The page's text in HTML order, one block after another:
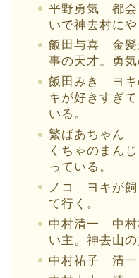
平野勇気 都会
いで神去村にや
飯田与喜 金髪
事の天才。勇気
飯田みき ヨキ
キが好きすぎ
いる。
繁ばあちゃん
くちゃのまん
っている。
ノコ ヨキが飼
て行く。
中村清一 中村
い主。神去山の
中村祐子 清一